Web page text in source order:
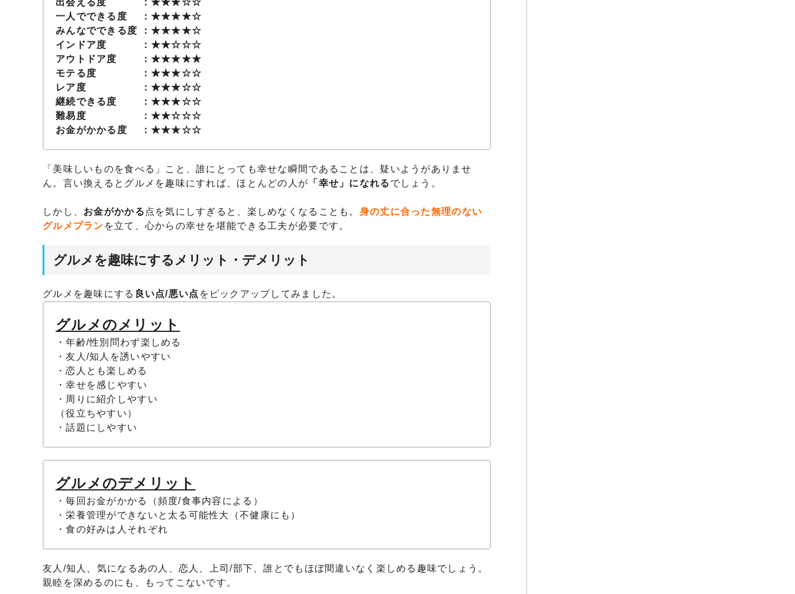
出会える度 ：★★★☆☆
一人でできる度 ：★★★★☆
みんなでできる度 ：★★★★☆
インドア度 ：★★☆☆☆
アウトドア度 ：★★★★★
モテる度 ：★★★☆☆
レア度 ：★★★☆☆
継続できる度 ：★★★☆☆
難易度 ：★★☆☆☆
お金がかかる度 ：★★★☆☆
「美味しいものを食べる」こと、誰にとっても幸せな瞬間であることは、疑いようがありませ
ん。言い換えるとグルメを趣味にすれば、ほとんどの人が 「幸せ」になれる でしょう。
しかし、 お金がかかる 点を気にしすぎると、楽しめなくなることも。 身の丈に合った無理のない
グルメプラン を立て、心からの幸せを堪能できる工夫が必要です。
グルメを趣味にするメリット・デメリット
グルメを趣味にする 良い点/悪い点 をピックアップしてみました。
グルメのメリット
・年齢/性別問わず楽しめる
・友人/知人を誘いやすい
・恋人とも楽しめる
・幸せを感じやすい
・周りに紹介しやすい
（役立ちやすい）
・話題にしやすい
グルメのデメリット
・毎回お金がかかる（頻度/食事内容による）
・栄養管理ができないと太る可能性大（不健康にも）
・食の好みは人それぞれ
友人/知人、気になるあの人、恋人、上司/部下、誰とでもほぼ間違いなく楽しめる趣味でしょう。
親睦を深めるのにも、もってこないです。